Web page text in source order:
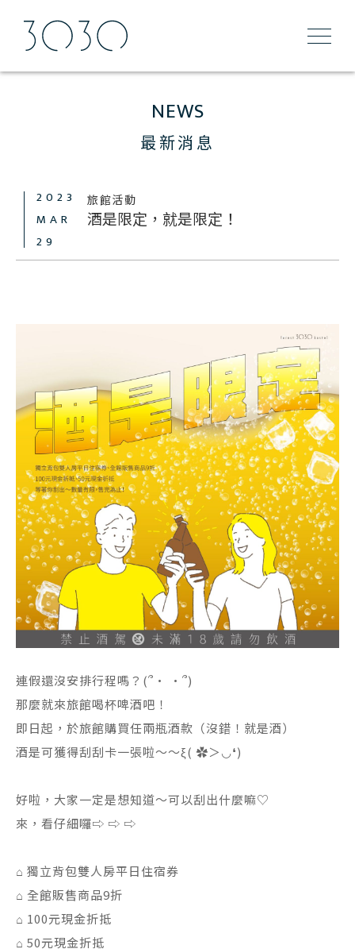
NEWS
最新消息
2023
MAR
29
旅館活動
酒是限定，就是限定！
連假還沒安排行程嗎？(՞• •՞)
那麼就來旅館喝杯啤酒吧！
即日起，於旅館購買任兩瓶酒款（沒錯！就是酒）
酒是可獲得刮刮卡一張啦～～ξ( ✿＞◡❛)
好啦，大家一定是想知道～可以刮出什麼嘛♡
來，看仔細囉⇨ ⇨ ⇨
⌂ 獨立背包雙人房平日住宿券
⌂ 全館販售商品9折
⌂ 100元現金折抵
⌂ 50元現金折抵